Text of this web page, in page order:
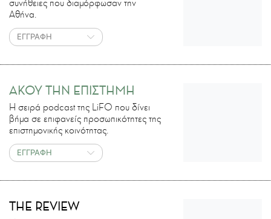
συνήθειες που διαμόρφωσαν την
Αθήνα.
ΕΓΓΡΑΦΗ
ΑΚΟΥ ΤΗΝ ΕΠΙΣΤΗΜΗ
H σειρά podcast της LiFO που δίνει
βήμα σε επιφανείς προσωπικότητες της
επιστημονικής κοινότητας.
ΕΓΓΡΑΦΗ
THE REVIEW